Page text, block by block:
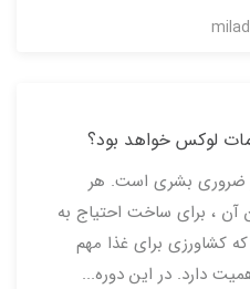
لوکس خواهد بود؟
ضروری بشری است. هر
آن ، برای ساخت احتیاج به
کشاورزی برای غذا مهم
دارد. در این دوره...